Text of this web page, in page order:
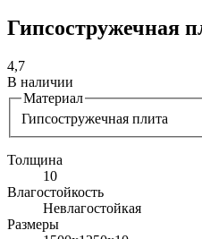
Гипсостружечная
4,7
В наличии
Материал
Гипсостружечная плита
Толщина
10
Влагостойкость
Невлагостойкая
Размеры